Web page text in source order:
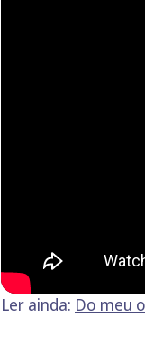
Ler ainda: Do meu